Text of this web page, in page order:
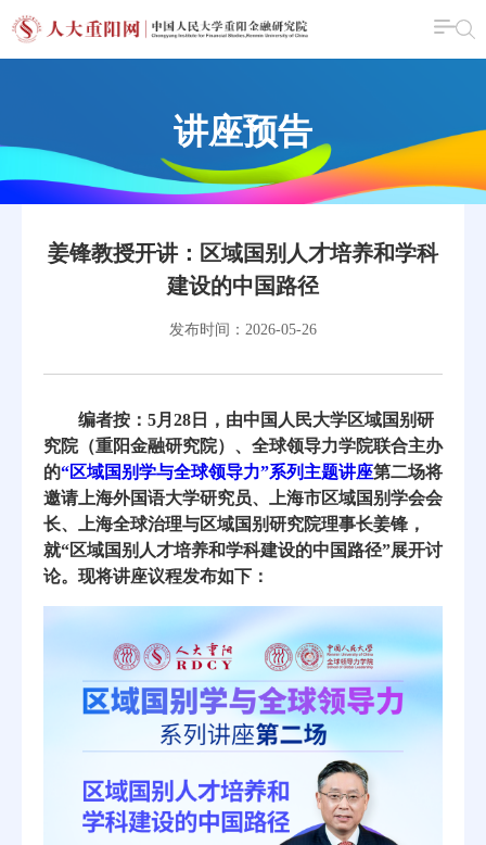
讲座预告
姜锋教授开讲：区域国别人才培养和学科
建设的中国路径
发布时间：2026-05-26
编者按：5月28日，由中国人民大学区域国别研
究院（重阳金融研究院）、全球领导力学院联合主办
的“区域国别学与全球领导力”系列主题讲座第二场将
邀请上海外国语大学研究员、上海市区域国别学会会
长、上海全球治理与区域国别研究院理事长姜锋，
就“区域国别人才培养和学科建设的中国路径”展开讨
论。现将讲座议程发布如下：